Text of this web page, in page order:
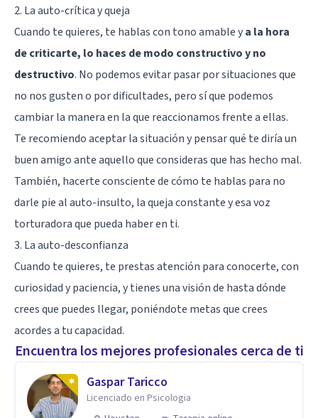
2. La auto-crítica y queja
Cuando te quieres, te hablas con tono amable ya la hora
de criticarte, lo haces de modo constructivo y no
destructivo. No podemos evitar pasar por situaciones que
no nos gusten o por dificultades, pero sí que podemos
cambiar la manera en la que reaccionamos frente a ellas.
Te recomiendo aceptar la situación y pensar qué te diría un
buen amigo ante aquello que consideras que has hecho mal.
También, hacerte consciente de cómo te hablas para no
darle pie al auto-insulto, la queja constante y esa voz
torturadora que pueda haber en ti.
3. La auto-desconfianza
Cuando te quieres, te prestas atención para conocerte, con
curiosidad y paciencia, y tienes una visión de hasta dónde
crees que puedes llegar, poniéndote metas que crees
acordes a tu capacidad.
Encuentra los mejores profesionales cerca de ti
Gaspar Taricco
Licenciado en Psicologia